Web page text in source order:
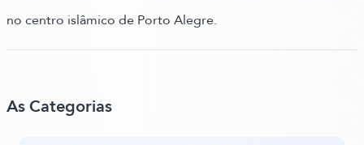
no centro islâmico de Porto Alegre.
As Categorias